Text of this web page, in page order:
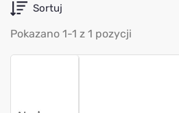
Sortuj
Pokazano 1-1 z 1 pozycji